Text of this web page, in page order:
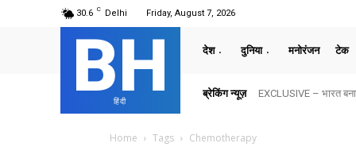
30.6 C Delhi Friday, August 7, 2026
BH
हिंदी
देश दुनिया मनोरंजन टेक
ब्रेकिंग न्यूज़ EXCLUSIVE – भारत
Home Tags Chemotherapy